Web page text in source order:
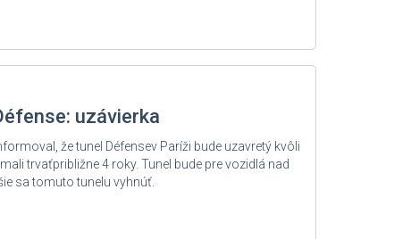
uzávierka
že tunel Défensev Paríži bude uzavretý kvôli
trvaťpribližne 4 roky. Tunel bude pre vozidlá nad
sa tomuto tunelu vyhnúť.